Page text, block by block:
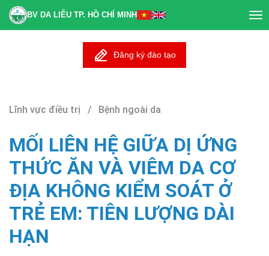
BV DA LIỄU TP. HỒ CHÍ MINH
Đăng ký đào tạo
Lĩnh vực điều trị / Bệnh ngoài da
MỐI LIÊN HỆ GIỮA DỊ ỨNG
THỨC ĂN VÀ VIÊM DA CƠ
ĐỊA KHÔNG KIỂM SOÁT Ở
TRẺ EM: TIÊN LƯỢNG DÀI
HẠN